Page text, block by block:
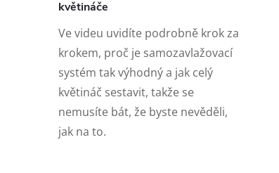
květináče
Ve videu uvidíte podrobně krok za
krokem, proč je samozavlažovací
systém tak výhodný a jak celý
květináč sestavit, takže se
nemusíte bát, že byste nevěděli,
jak na to.